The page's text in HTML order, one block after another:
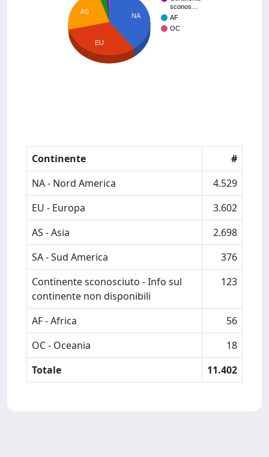
sconos…
AF
OC
NA
AS
EU
Continente
#
NA - Nord America
4.529
EU - Europa
3.602
AS - Asia
2.698
SA - Sud America
376
Continente sconosciuto - Info sul
continente non disponibili
123
AF - Africa
56
OC - Oceania
18
Totale
11.402